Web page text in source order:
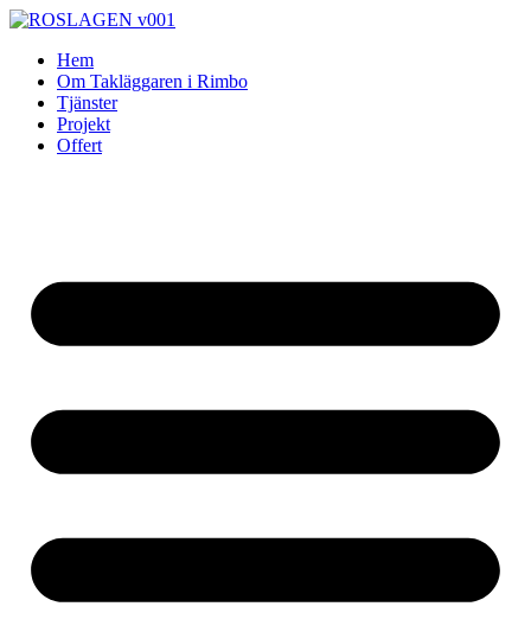
Skip
contentHem
Om Takläggaren i Rimbo
Tjänster
Projekt
Offert